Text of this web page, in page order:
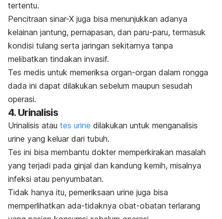
tertentu.
Pencitraan sinar-X juga bisa menunjukkan adanya
kelainan jantung, pernapasan, dan paru-paru, termasuk
kondisi tulang serta jaringan sekitarnya tanpa
melibatkan tindakan invasif.
Tes medis untuk memeriksa organ-organ dalam rongga
dada ini dapat dilakukan sebelum maupun sesudah
operasi.
4. Urinalisis
Urinalisis atau tes urine dilakukan untuk menganalisis
urine yang keluar dari tubuh.
Tes ini bisa membantu dokter memperkirakan masalah
yang terjadi pada ginjal dan kandung kemih, misalnya
infeksi atau penyumbatan.
Tidak hanya itu, pemeriksaan urine juga bisa
memperlihatkan ada-tidaknya obat-obatan terlarang